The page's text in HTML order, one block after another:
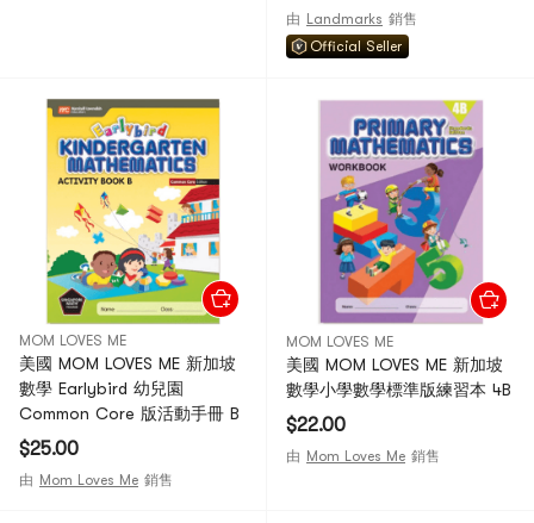
由 Landmarks 銷售
Official Seller
MOM LOVES ME
美國 MOM LOVES ME 新加坡
數學 Earlybird 幼兒園
Common Core 版活動手冊 B
$25.00
由 Mom Loves Me 銷售
MOM LOVES ME
美國 MOM LOVES ME 新加坡
數學小學數學標準版練習本 4B
$22.00
由 Mom Loves Me 銷售